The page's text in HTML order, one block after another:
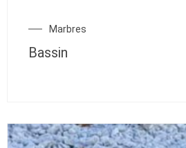
Marbres
Bassin